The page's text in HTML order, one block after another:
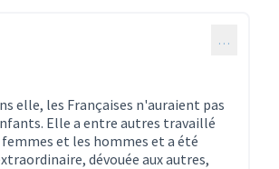
…
elle, les Françaises n'auraient pas
Elle a entre autres travaillé
et les hommes et a été
dévouée aux autres,